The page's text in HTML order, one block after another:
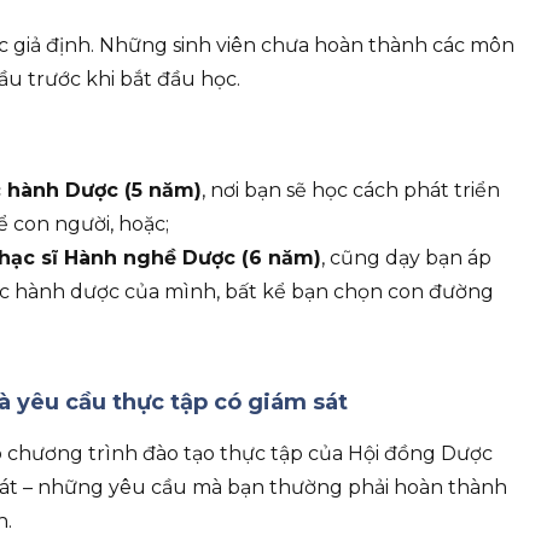
giả định. Những sinh viên chưa hoàn thành các môn
trước khi bắt đầu học.
Dược (5 năm), nơi bạn sẽ học cách phát triển
con người, hoặc;
sĩ Hành nghề Dược (6 năm), cũng dạy bạn áp
dược của mình, bất kể bạn chọn con đường
yêu cầu thực tập có giám sát
trình đào tạo thực tập của Hội đồng Dược
– những yêu cầu mà bạn thường phải hoàn thành